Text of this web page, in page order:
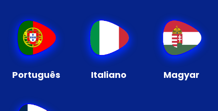
Português Italiano Magyar